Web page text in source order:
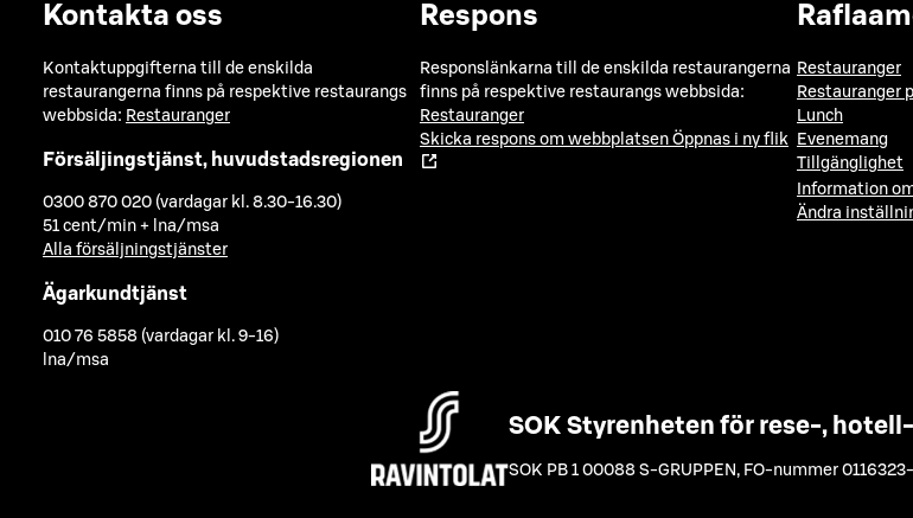
Kontakta oss
Kontaktuppgifterna till de enskilda
restaurangerna finns på respektive restaurangs
webbsida: Restauranger
Försäljingstjänst, huvudstadsregionen
0300 870 020 (vardagar kl. 8.30-16.30)
51 cent/min + lna/msa
Alla försäljningstjänster
Ägarkundtjänst
010 76 5858 (vardagar kl. 9-16)
lna/msa
Respons
Responslänkarna till de enskilda restaurangerna
finns på respektive restaurangs webbsida:
Restauranger
Skicka respons om webbplatsen Öppnas i ny flik
Restauranger
Restauranger
Lunch
Evenemang
Tillgänglighet
Information
Ändra
SOK Styrenheten för rese-,
SOK PB 1 00088 S-GRUPPEN , FO-nummer